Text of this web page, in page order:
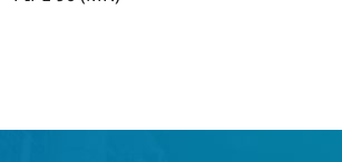
เรื่อง